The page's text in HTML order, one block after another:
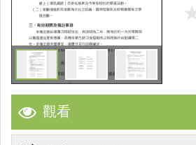
觀看